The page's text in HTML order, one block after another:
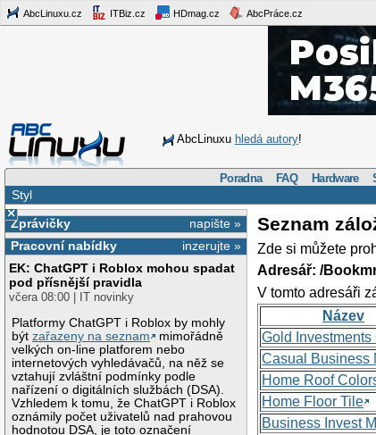
AbcLinuxu.cz ITBiz.cz HDmag.cz AbcPráce.cz
AbcLinuxu hledá autory!
Poradna FAQ Hardware
Styl
×
napište »
Zprávičky
inzerujte »
Pracovní nabídky
EK: ChatGPT i Roblox mohou spadat
pod přísnější pravidla
včera 08:00 | IT novinky
Platformy ChatGPT i Roblox by mohly
býtzařazeny na seznam
mimořádně
velkých on-line platforem nebo
internetových vyhledávačů, na něž se
vztahují zvláštní podmínky podle
nařízení o digitálních službách (DSA).
Vzhledem k tomu, že ChatGPT i Roblox
oznámily počet uživatelů nad prahovou
hodnotou DSA, je toto označení
Seznam
Zde si můžete
Adresář: /
V tomto adresáři
Název
Gold Investments
Casual Business
Home Roof
Home Floor Tile
Business Invest